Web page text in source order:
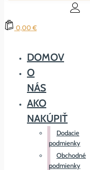
0,00 €
DOMOV
O
NÁS
AKO
NAKÚPIŤ
Dodacie
podmienky
Obchodné
podmienky